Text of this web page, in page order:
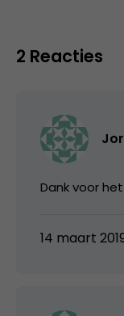
2 Reacties
Dank voor
14 maart